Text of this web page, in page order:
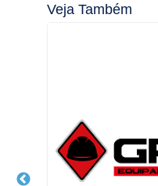
Veja Também